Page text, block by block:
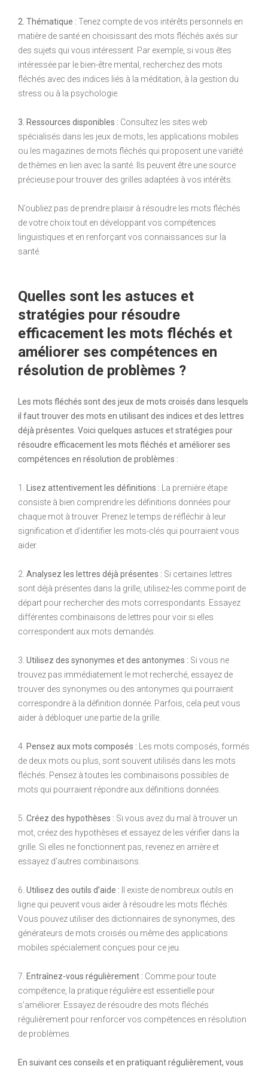
2. Thématique : Tenez compte de vos intérêts personnels en
matière de santé en choisissant des mots fléchés axés sur
des sujets qui vous intéressent. Par exemple, si vous êtes
intéressée par le bien-être mental, recherchez des mots
fléchés avec des indices liés à la méditation, à la gestion du
stress ou à la psychologie.
3. Ressources disponibles : Consultez les sites web
spécialisés dans les jeux de mots, les applications mobiles
ou les magazines de mots fléchés qui proposent une variété
de thèmes en lien avec la santé. Ils peuvent être une source
précieuse pour trouver des grilles adaptées à vos intérêts.
N’oubliez pas de prendre plaisir à résoudre les mots fléchés
de votre choix tout en développant vos compétences
linguistiques et en renforçant vos connaissances sur la
santé.
Quelles sont les astuces et
stratégies pour résoudre
efficacement les mots fléchés et
améliorer ses compétences en
résolution de problèmes ?
Les mots fléchés sont des jeux de mots croisés dans lesquels
il faut trouver des mots en utilisant des indices et des lettres
déjà présentes. Voici quelques astuces et stratégies pour
résoudre efficacement les mots fléchés et améliorer ses
compétences en résolution de problèmes :
1. Lisez attentivement les définitions : La première étape
consiste à bien comprendre les définitions données pour
chaque mot à trouver. Prenez le temps de réfléchir à leur
signification et d’identifier les mots-clés qui pourraient vous
aider.
2. Analysez les lettres déjà présentes : Si certaines lettres
sont déjà présentes dans la grille, utilisez-les comme point de
départ pour rechercher des mots correspondants. Essayez
différentes combinaisons de lettres pour voir si elles
correspondent aux mots demandés.
3. Utilisez des synonymes et des antonymes : Si vous ne
trouvez pas immédiatement le mot recherché, essayez de
trouver des synonymes ou des antonymes qui pourraient
correspondre à la définition donnée. Parfois, cela peut vous
aider à débloquer une partie de la grille.
4. Pensez aux mots composés : Les mots composés, formés
de deux mots ou plus, sont souvent utilisés dans les mots
fléchés. Pensez à toutes les combinaisons possibles de
mots qui pourraient répondre aux définitions données.
5. Créez des hypothèses : Si vous avez du mal à trouver un
mot, créez des hypothèses et essayez de les vérifier dans la
grille. Si elles ne fonctionnent pas, revenez en arrière et
essayez d’autres combinaisons.
6. Utilisez des outils d’aide : Il existe de nombreux outils en
ligne qui peuvent vous aider à résoudre les mots fléchés.
Vous pouvez utiliser des dictionnaires de synonymes, des
générateurs de mots croisés ou même des applications
mobiles spécialement conçues pour ce jeu.
7. Entraînez-vous régulièrement : Comme pour toute
compétence, la pratique régulière est essentielle pour
s’améliorer. Essayez de résoudre des mots fléchés
régulièrement pour renforcer vos compétences en résolution
de problèmes.
En suivant ces conseils et en pratiquant régulièrement, vous